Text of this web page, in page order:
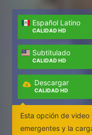
Español Latino
CALIDAD HD
Subtitulado
CALIDAD HD
Descargar
CALIDAD HD
Esta opción de
emergentes y la